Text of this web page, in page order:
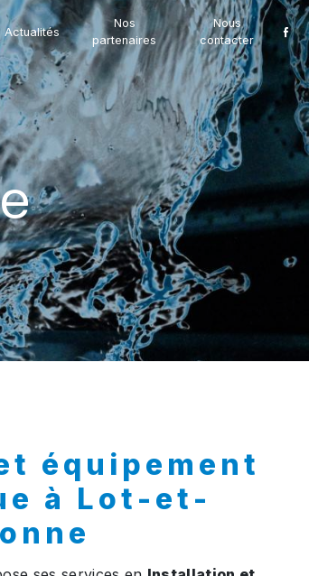
Actualités
Nos
partenaires
Nous
contacter
à Lot-et-